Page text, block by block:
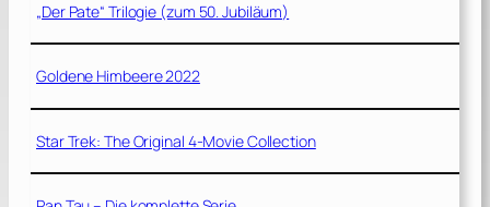
„Der Pate“ Trilogie (zum 50. Jubiläum)
Goldene Himbeere 2022
Star Trek: The Original 4-Movie Collection